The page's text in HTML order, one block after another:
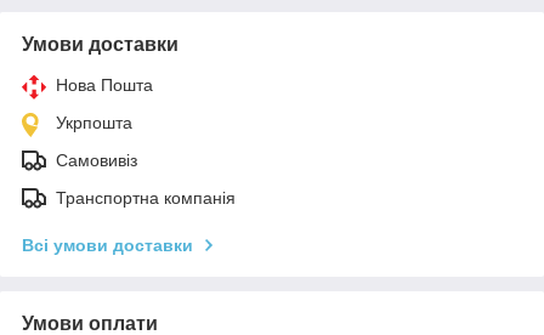
Умови доставки
Нова Пошта
Укрпошта
Самовивіз
Транспортна компанія
Всі умови доставки
Умови оплати